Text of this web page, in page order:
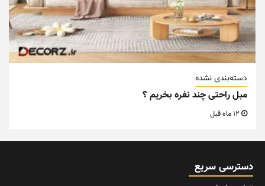
دسته‌بندی نشده
مبل راحتی چند نفره بخریم ؟
دسترسی سریع